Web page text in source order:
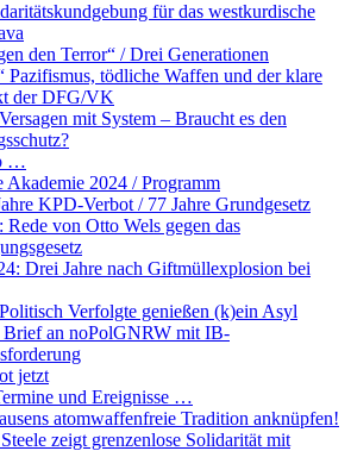
für das westkurdische
den Terror“ / Drei Generationen
Pazifismus, tödliche Waffen und der klare
der DFG/VK
mit System – Braucht es den
…
Akademie 2024 / Programm
KPD-Verbot / 77 Jahre Grundgesetz
Rede von Otto Wels gegen das
Drei Jahre nach Giftmüllexplosion bei
Verfolgte genießen (k)ein Asyl
Brief an noPolGNRW mit IB-
jetzt
und Ereignisse …
atomwaffenfreie Tradition anknüpfen!
zeigt grenzenlose Solidarität mit